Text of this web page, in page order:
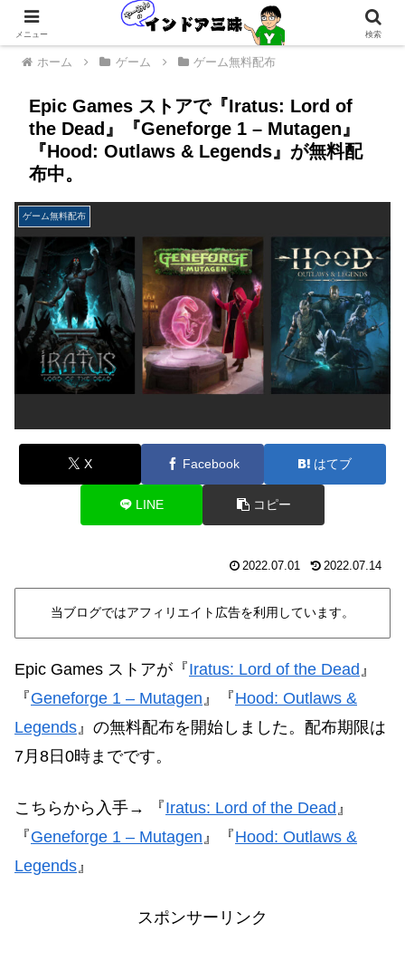
ホーム ゲーム ゲーム無料配布
Epic Games ストアで『Iratus: Lord of
the Dead』『Geneforge 1 – Mutagen』
『Hood: Outlaws & Legends』が無料配
布中。
ゲーム無料配布
X Facebook はてブ
LINE コピー
2022.07.01 2022.07.14
当ブログではアフィリエイト広告を利用しています。
Epic Games ストアが 『Iratus: Lord of the Dead 』
『Geneforge 1 – Mutagen 』『Hood: Outlaws &
Legends 』の無料配布を開始しました。配布期限は
7月8日0時までです。
こちらから入手→ 『Iratus: Lord of the Dead 』
『Geneforge 1 – Mutagen 』『Hood: Outlaws &
Legends 』
スポンサーリンク
メニュー 検索